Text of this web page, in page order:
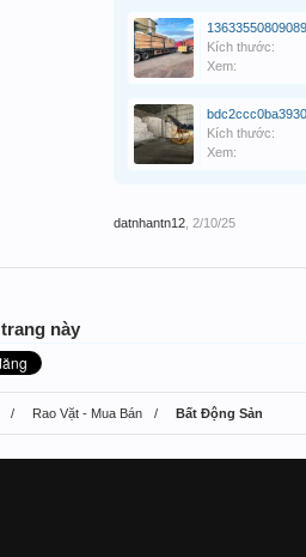
Kích thước:
Xem:
Kích thước:
Xem:
datnhantn12 2/10/25
trang này
Rao Vặt - Mua Bán Bất Động Sản